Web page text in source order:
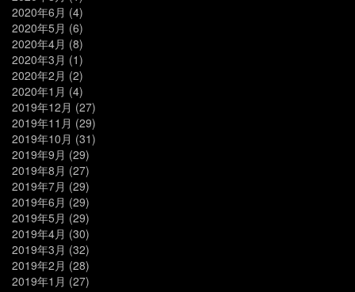
2020年6月 (4)
2020年5月 (6)
2020年4月 (8)
2020年3月 (1)
2020年2月 (2)
2020年1月 (4)
2019年12月 (27)
2019年11月 (29)
2019年10月 (31)
2019年9月 (29)
2019年8月 (27)
2019年7月 (29)
2019年6月 (29)
2019年5月 (29)
2019年4月 (30)
2019年3月 (32)
2019年2月 (28)
2019年1月 (27)